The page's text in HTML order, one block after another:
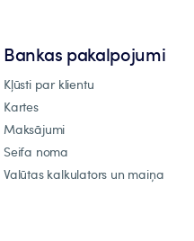
Bankas pakalpojumi
Kļūsti par klientu
Kartes
Maksājumi
Seifa noma
Valūtas kalkulators un maiņa